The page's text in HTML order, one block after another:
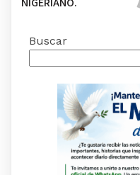
Buscar